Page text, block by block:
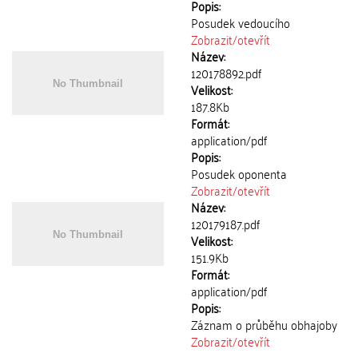
Popis:
Posudek vedoucího
Zobrazit/otevřít
Název:
120178892.pdf
Velikost:
187.8Kb
Formát:
application/pdf
Popis:
Posudek oponenta
Zobrazit/otevřít
Název:
120179187.pdf
Velikost:
151.9Kb
Formát:
application/pdf
Popis:
Záznam o průběhu obhajoby
Zobrazit/otevřít